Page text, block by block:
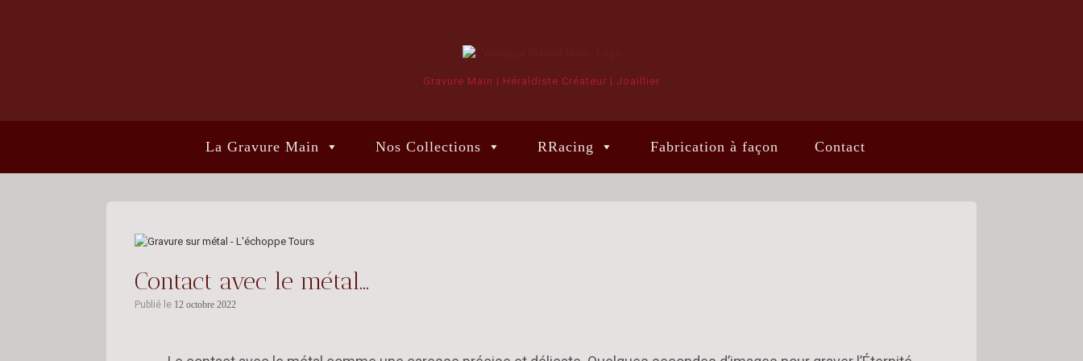
Gravure Main | Héraldiste Créateur | Joaillier
La Gravure Main Nos Collections RRacing Fabrication à façon Contact
Contact avec le métal…
Publié le 12 octobre 2022